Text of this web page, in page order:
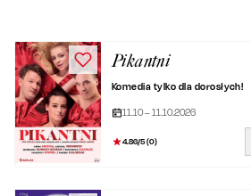
Pikantni
Komedia tylko dla dorosłych!
11.10 – 11.10.2026
4.86/5 (0)